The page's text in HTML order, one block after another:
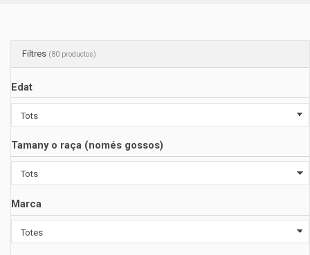
Filtres (80 productos)
Edat
Tamany o raça (només gossos)
Marca